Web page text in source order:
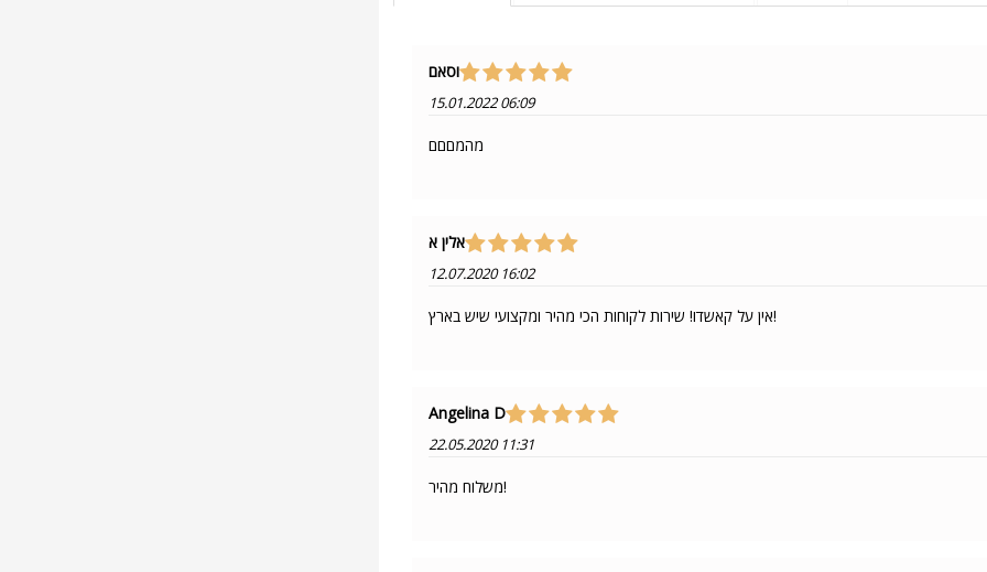
וסאם
15.01.2022 06:09
מהמםםם
אלין א
12.07.2020 16:02
אין על קאשדו! שירות לקוחות הכי מהיר ומקצועי שיש בארץ!
Angelina D
22.05.2020 11:31
משלוח מהיר!